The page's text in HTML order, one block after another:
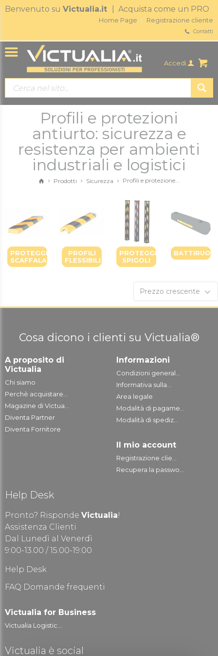
Benvenuto su Victualia.it | Acquista come un PRO
Home Page Registrazione cliente
Contatti
Accedi
Profili e protezioni
antiurto: sicurezza e
resistenza per ambienti
industriali e logistici
Prodotti Sicurezza Profili e protezione...
PROTEGGI
SCAFFALATURE
PROFILI
FLESSIBILI
PROTEGGI
SPIGOLI
Prezzo crescente
Cosa dicono i clienti su Victualia®
A proposito di
Victualia
Chi siamo
Perchè acquistare...
Magazine di Victua...
Diventa Partner
Diventa Fornitore
Informazioni
Condizioni general...
Informativa sulla...
Area legale
Modalità di pagame...
Modalità di spediz...
Il mio account
Registrazione clie...
Recupera la passwo...
Help Desk
Pronto? Risponde Victualia!
Assistenza Clienti
Dal Lunedì al Venerdì
9:00-13.00 / 15:00-19:00
Help Desk
FAQ Domande frequenti
Victualia for Business
Victualia Logistic...
Victualia è social